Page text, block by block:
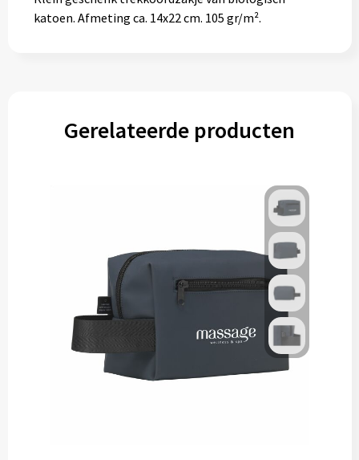
katoen. Afmeting ca. 14x22 cm. 105 gr/m².
Gerelateerde producten